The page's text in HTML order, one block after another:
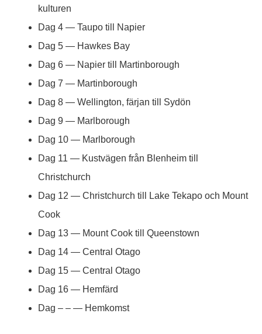
kulturen
Dag 4 — Taupo till Napier
Dag 5 — Hawkes Bay
Dag 6 — Napier till Martinborough
Dag 7 — Martinborough
Dag 8 — Wellington, färjan till Sydön
Dag 9 — Marlborough
Dag 10 — Marlborough
Dag 11 — Kustvägen från Blenheim till
Christchurch
Dag 12 — Christchurch till Lake Tekapo och Mount
Cook
Dag 13 — Mount Cook till Queenstown
Dag 14 — Central Otago
Dag 15 — Central Otago
Dag 16 — Hemfärd
Dag – – — Hemkomst